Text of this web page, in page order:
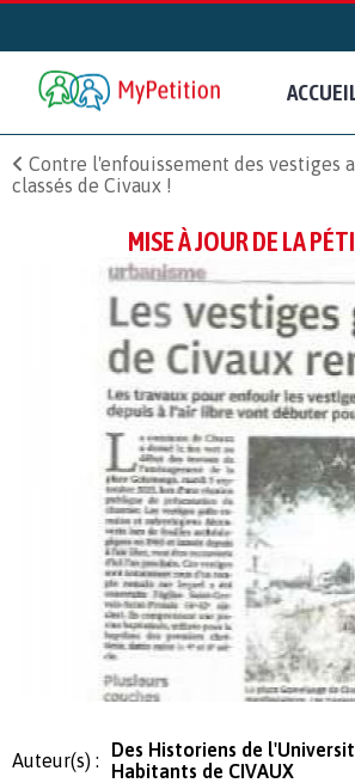
Contre l'enfouissement des vestiges
classés de Civaux !
MISE À JOUR DE LA
Auteur(s) :
Des Historiens de
Habitants de CIVAUX